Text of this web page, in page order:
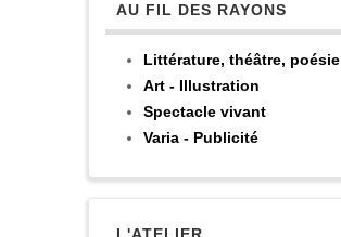
AU FIL DES RAYONS
Littérature, théâtre, poésie
Art - Illustration
Spectacle vivant
Varia - Publicité